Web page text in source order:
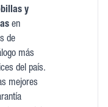
y
en
de
más
del país.
mejores